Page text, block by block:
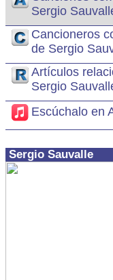
Sergio
Cancioneros
de Sergio
Artículos
Sergio
Escúchalo en
Sergio Sauvalle